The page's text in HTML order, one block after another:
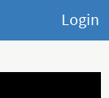
Login